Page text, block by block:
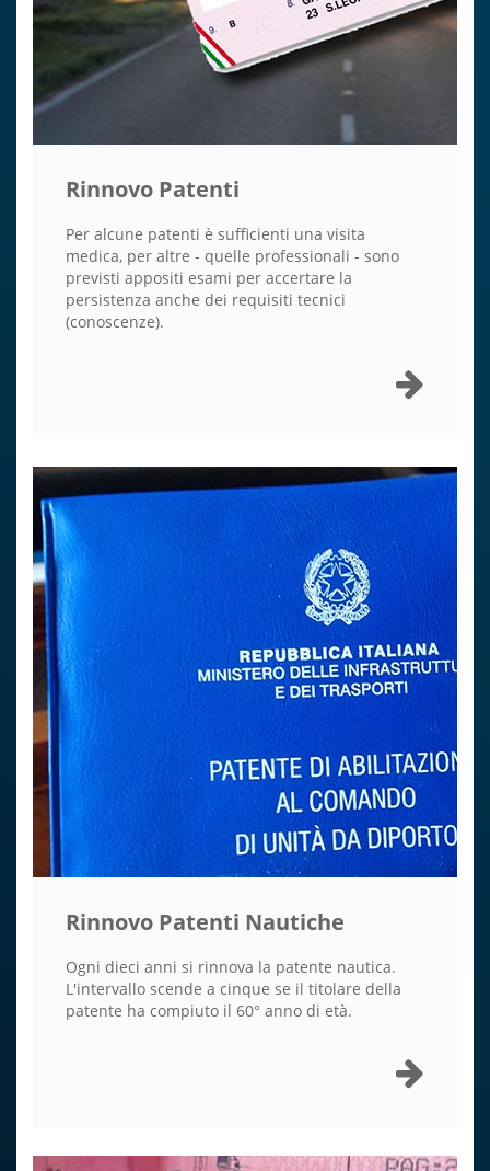
Rinnovo Patenti
Per alcune patenti è sufficienti una visita
medica, per altre - quelle professionali - sono
previsti appositi esami per accertare la
persistenza anche dei requisiti tecnici
(conoscenze).
Rinnovo Patenti Nautiche
Ogni dieci anni si rinnova la patente nautica.
L'intervallo scende a cinque se il titolare della
patente ha compiuto il 60° anno di età.